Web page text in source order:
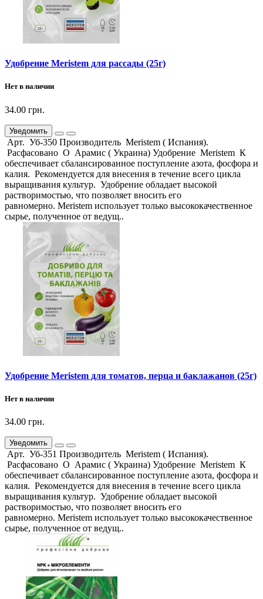
Удобрение Meristem для рассады (25г)
Нет в наличии
34.00 грн.
Уведомить
Арт. Уб-350 Производитель Meristem ( Испания).
Расфасовано О Арамис ( Украина) Удобрение Meristem К
обеспечивает сбалансированное поступление азота, фосфора и
калия. Рекомендуется для внесения в течение всего цикла
выращивания культур. Удобрение обладает высокой
растворимостью, что позволяет вносить его
равномерно. Meristem использует только высококачественное
сырье, полученное от ведущ..
Удобрение Meristem для томатов, перца и баклажанов (25г)
Нет в наличии
34.00 грн.
Уведомить
Арт. Уб-351 Производитель Meristem ( Испания).
Расфасовано О Арамис ( Украина) Удобрение Meristem К
обеспечивает сбалансированное поступление азота, фосфора и
калия. Рекомендуется для внесения в течение всего цикла
выращивания культур. Удобрение обладает высокой
растворимостью, что позволяет вносить его
равномерно. Meristem использует только высококачественное
сырье, полученное от ведущ..